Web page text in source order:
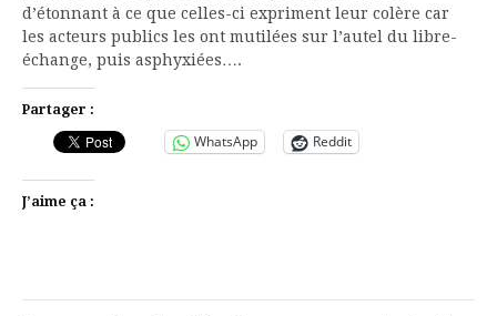
d’étonnant à ce que celles-ci expriment leur colère car
les acteurs publics les ont mutilées sur l’autel du libre-
échange, puis asphyxiées….
Partager :
WhatsApp Reddit
J’aime ça :